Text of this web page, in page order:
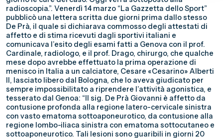
radioscopia.”. Venerdì 14 marzo “La Gazzetta dello Sport”
pubblicò una lettera scritta due giorni prima dallo stesso
De Prà, il quale si dichiarava commosso degli attestati di
affetto e di stima ricevuti dagli sportivi italiani e
comunicava l’esito degli esami fatti a Genova con il prof.
Cardinale, radiologo, e il prof. Drago, chirurgo, che qualche
mese dopo avrebbe effettuato la prima operazione di
menisco in Italia a un calciatore, Cesare «Cesarino» Alberti
II, lasciato libero dal Bologna, che lo aveva giudicato per
sempre impossibilitato a riprendere l’attività agonistica, e
tesserato dal Genoa: “Il sig. De Prà Giovanni è affetto da
contusione profonda alla regione latero-cervicale sinistra
con vasto ematoma sottoaponeurotico, da contusione alla
regione lombo-iliaca sinistra con ematoma sottocutaneo e
sottoaponeurotico. Tali lesioni sono guaribili in giorni 20